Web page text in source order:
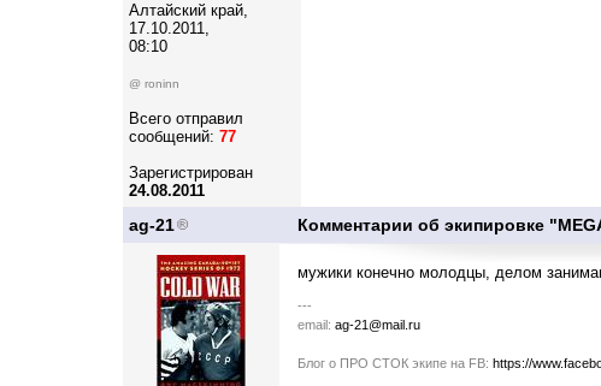
Алтайский край,
17.10.2011,
08:10
@ roninn
Всего отправил
сообщений: 77
Зарегистрирован
24.08.2011
ag-21 Комментарии об экипировке
мужики конечно молодцы, делом
---
email: ag-21@mail.ru
Блог о ПРО СТОК экипе на FB: https://